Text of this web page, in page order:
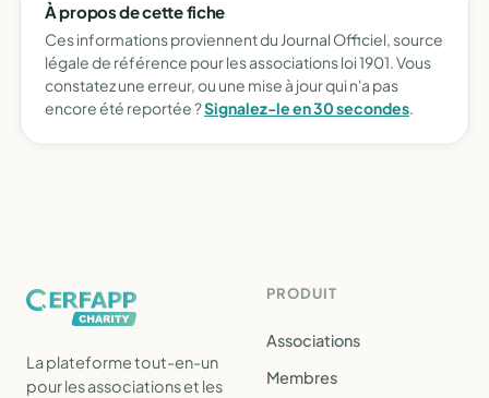
À propos de cette fiche
Ces informations proviennent du Journal Officiel, source
légale de référence pour les associations loi 1901. Vous
constatez une erreur, ou une mise à jour qui n'a pas
encore été reportée ?Signalez-le en 30 secondes.
La plateforme tout-en-un
pour les associations et les
PRODUIT
Associations
Membres